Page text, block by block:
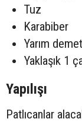
Tuz
Karabiber
Yarım
Yaklaşık 1
Yapılışı
Patlıcanlar